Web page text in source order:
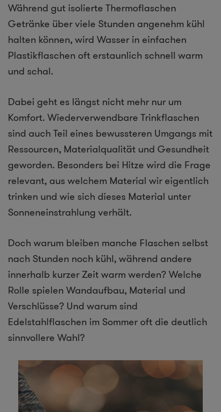
Während gut isolierte Thermoflaschen
Getränke über viele Stunden angenehm kühl
halten können, wird Wasser in einfachen
Plastikflaschen oft erstaunlich schnell warm
und schal.
Dabei geht es längst nicht mehr nur um
Komfort. Wiederverwendbare Trinkflaschen
sind auch Teil eines bewussteren Umgangs mit
Ressourcen, Materialqualität und Gesundheit
geworden. Besonders bei Hitze wird die Frage
relevant, aus welchem Material wir eigentlich
trinken und wie sich dieses Material unter
Sonneneinstrahlung verhält.
Doch warum bleiben manche Flaschen selbst
nach Stunden noch kühl, während andere
innerhalb kurzer Zeit warm werden? Welche
Rolle spielen Wandaufbau, Material und
Verschlüsse? Und warum sind
Edelstahlflaschen im Sommer oft die deutlich
sinnvollere Wahl?